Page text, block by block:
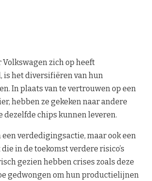
Volkswagen zich op heeft
is het diversifiëren van hun
In plaats van te vertrouwen op een
hebben ze gekeken naar andere
dezelfde chips kunnen leveren.
verdedigingsactie, maar ook een
in de toekomst verdere risico’s
gezien hebben crises zoals deze
gedwongen om hun productielijnen